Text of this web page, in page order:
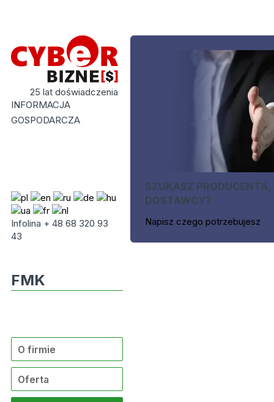
25 lat doświadczenia
INFORMACJA
GOSPODARCZA
Infolina + 48 68 320 93
43
SZUKASZ PRODUCENTA,
DOSTAWCY?
Napisz czego potrzebujesz
FMK
O firmie
Oferta